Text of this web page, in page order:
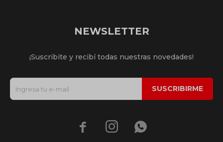
NEWSLETTER
¡Suscribite y recibí todas nuestras novedades!
SUSCRIBIRME
  